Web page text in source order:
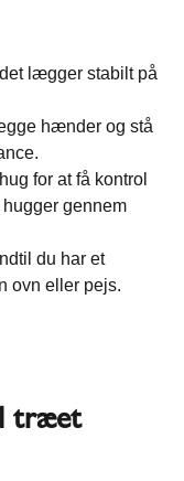
lægger stabilt på
hænder og stå
for at få kontrol
gennem
du har et
ovn eller pejs.
træet